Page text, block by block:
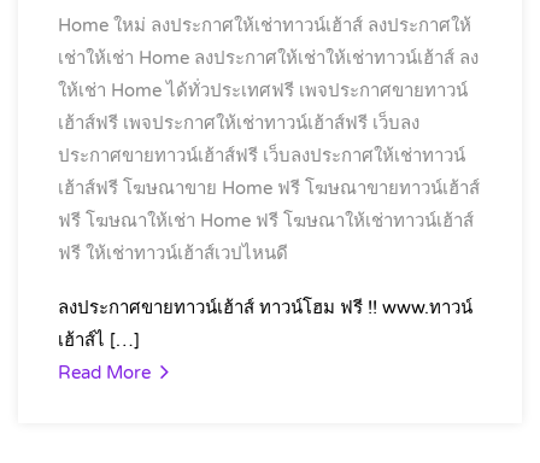
Home ใหม่ ลงประกาศให้เช่าทาวน์เฮ้าส์ ลงประกาศให้
เช่าให้เช่า Home ลงประกาศให้เช่าให้เช่าทาวน์เฮ้าส์ ลง
ให้เช่า Home ได้ทั่วประเทศฟรี เพจประกาศขายทาวน์
เฮ้าส์ฟรี เพจประกาศให้เช่าทาวน์เฮ้าส์ฟรี เว็บลง
ประกาศขายทาวน์เฮ้าส์ฟรี เว็บลงประกาศให้เช่าทาวน์
เฮ้าส์ฟรี โฆษณาขาย Home ฟรี โฆษณาขายทาวน์เฮ้าส์
ฟรี โฆษณาให้เช่า Home ฟรี โฆษณาให้เช่าทาวน์เฮ้าส์
ฟรี ให้เช่าทาวน์เฮ้าส์เวปไหนดี
ลงประกาศขายทาวน์เฮ้าส์ ทาวน์โฮม ฟรี !! www.ทาวน์
เฮ้าส์ไ […]
Read More